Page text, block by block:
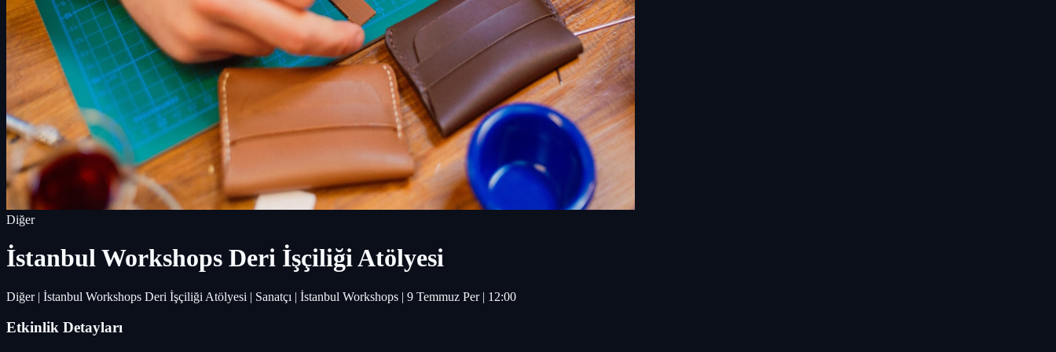
Diğer
İstanbul Workshops Deri İşçiliği Atölyesi
Diğer | İstanbul Workshops Deri İşçiliği Atölyesi | Sanatçı | İstanbul Workshops | 9 Temmuz Per | 12:00
Etkinlik Detayları